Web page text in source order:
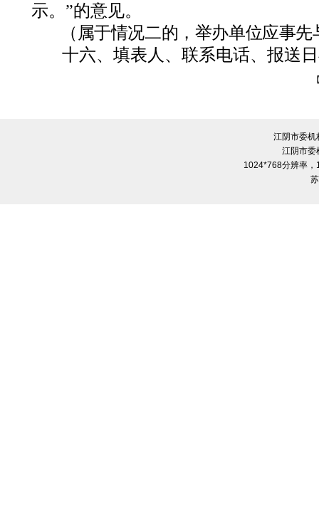
示。”的意见。
（属于情况二的，举办单位应事
十六、填表人、联系电话、报送
江阴市委机
江阴市委
1024*768分辨率，